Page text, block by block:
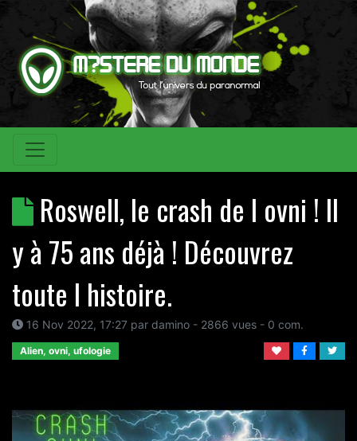
Roswell, le crash de l ovni ! Il
y à 75 ans déjà ! Découvrez
toute l histoire.
16 Nov 2022, 17:27 par damino - 2866 vues - 0 com.
Alien, ovni, ufologie